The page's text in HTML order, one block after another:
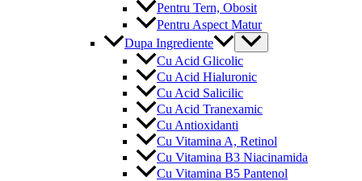
Pentru Tern, Obosit
Pentru Aspect Matur
Dupa Ingrediente
Menu
Toggle
Cu Acid Glicolic
Cu Acid Hialuronic
Cu Acid Salicilic
Cu Acid Tranexamic
Cu Antioxidanti
Cu Vitamina A, Retinol
Cu Vitamina B3 Niacinamida
Cu Vitamina B5 Pantenol